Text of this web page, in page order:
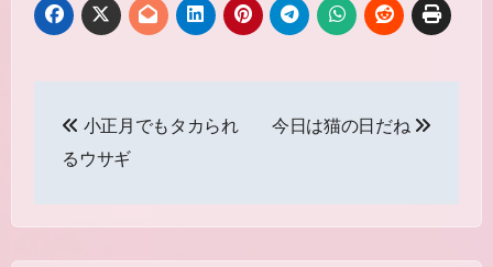
稿
ビ
小正月でもタカられ
るウサギ
今日は猫の日だね